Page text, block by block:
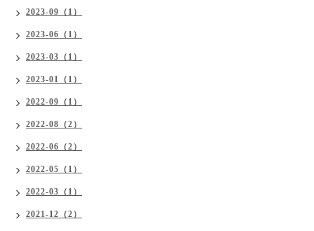
2023-09（1）
2023-06（1）
2023-03（1）
2023-01（1）
2022-09（1）
2022-08（2）
2022-06（2）
2022-05（1）
2022-03（1）
2021-12（2）